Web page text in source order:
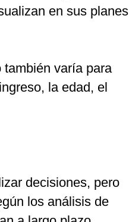
en sus planes
también varía para
la edad, el
decisiones, pero
los análisis de